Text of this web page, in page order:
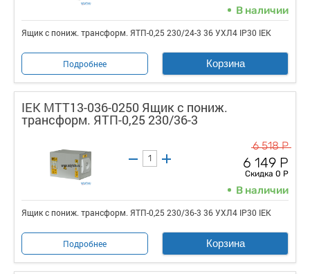
В наличии
Ящик с пониж. трансформ. ЯТП-0,25 230/24-3 36 УХЛ4 IP30 IEK
Подробнее Корзина
IEK MTT13-036-0250 Ящик с пониж.
трансформ. ЯТП-0,25 230/36-3
6 518 Р
6 149 Р
Скидка 0 Р
В наличии
Ящик с пониж. трансформ. ЯТП-0,25 230/36-3 36 УХЛ4 IP30 IEK
Подробнее Корзина